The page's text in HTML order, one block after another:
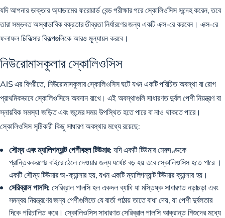
যদি আপনার ডাক্তার অ্যাডামের ফরোয়ার্ড বেন্ড পরীক্ষার পরে স্কোলিওসিস সন্দেহ করেন, তবে
তারা সম্ভবত অস্বাভাবিক বক্রতার তীব্রতা নির্ধারণের জন্য একটি এক্স-রে করবেন। এক্স-রে
ফলাফল চিকিত্সার বিকল্পগুলিকে আরও মূল্যায়ন করবে।
নিউরোমাসকুলার স্কোলিওসিস
AIS এর বিপরীতে, নিউরোমাসকুলার স্কোলিওসিসঘটে যখন একটি পরিচিত অবস্থা বা রোগ
প্রাথমিকভাবে স্কোলিওসিসে অবদান রাখে। এই অবস্থাগুলি সাধারণত দুর্বল পেশী নিয়ন্ত্রণ বা
স্নায়বিক সমস্যা জড়িত এবং জন্মের সময় উপস্থিত হতে পারে বা নাও থাকতে পারে।
স্কোলিওসিস সৃষ্টিকারী কিছু সাধারণ অবস্থার মধ্যে রয়েছে:
সৌম্য এবং ম্যালিগন্যান্ট পেশীবহুল টিউমার:যদি একটি টিউমার মেরুদণ্ডকে
প্রান্তিককরণের বাইরে ঠেলে দেওয়ার জন্য যথেষ্ট বড় হয় তবেস্কোলিওসিস হতে পারে।
একটি সৌম্য টিউমার অ-ক্যান্সার হয়, যখন একটি ম্যালিগন্যান্ট টিউমার ক্যান্সার হয়।
সেরিব্রাল পালসি:সেরিব্রাল পালসি হল একদল ব্যাধি যা মস্তিষ্ক সাধারণত নড়াচড়া এবং
সমন্বয় নিয়ন্ত্রণের জন্য পেশীগুলিতে যে বার্তা পাঠায় তাতে বাধা দেয়, যা পেশী দুর্বলতার
দিকে পরিচালিত করে।স্কোলিওসিস সাধারণত সেরিব্রাল পালসি আক্রান্ত শিশুদের মধ্যে